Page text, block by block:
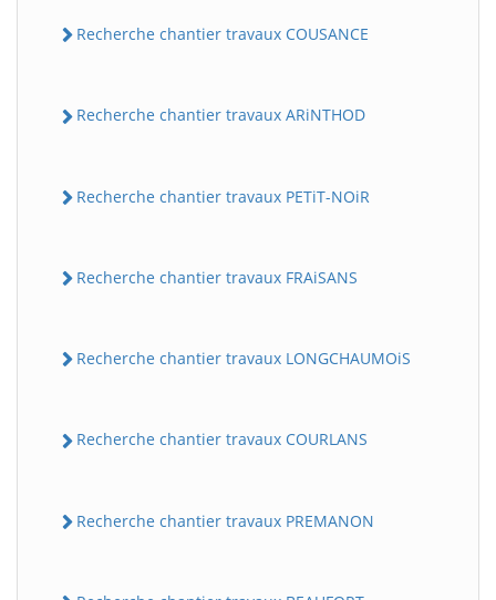
Recherche chantier travaux COUSANCE
Recherche chantier travaux ARiNTHOD
Recherche chantier travaux PETiT-NOiR
Recherche chantier travaux FRAiSANS
Recherche chantier travaux LONGCHAUMOiS
Recherche chantier travaux COURLANS
Recherche chantier travaux PREMANON